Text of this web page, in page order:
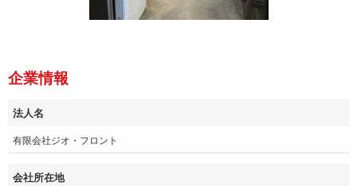
企業情報
法人名
有限会社ジオ・フロント
会社所在地